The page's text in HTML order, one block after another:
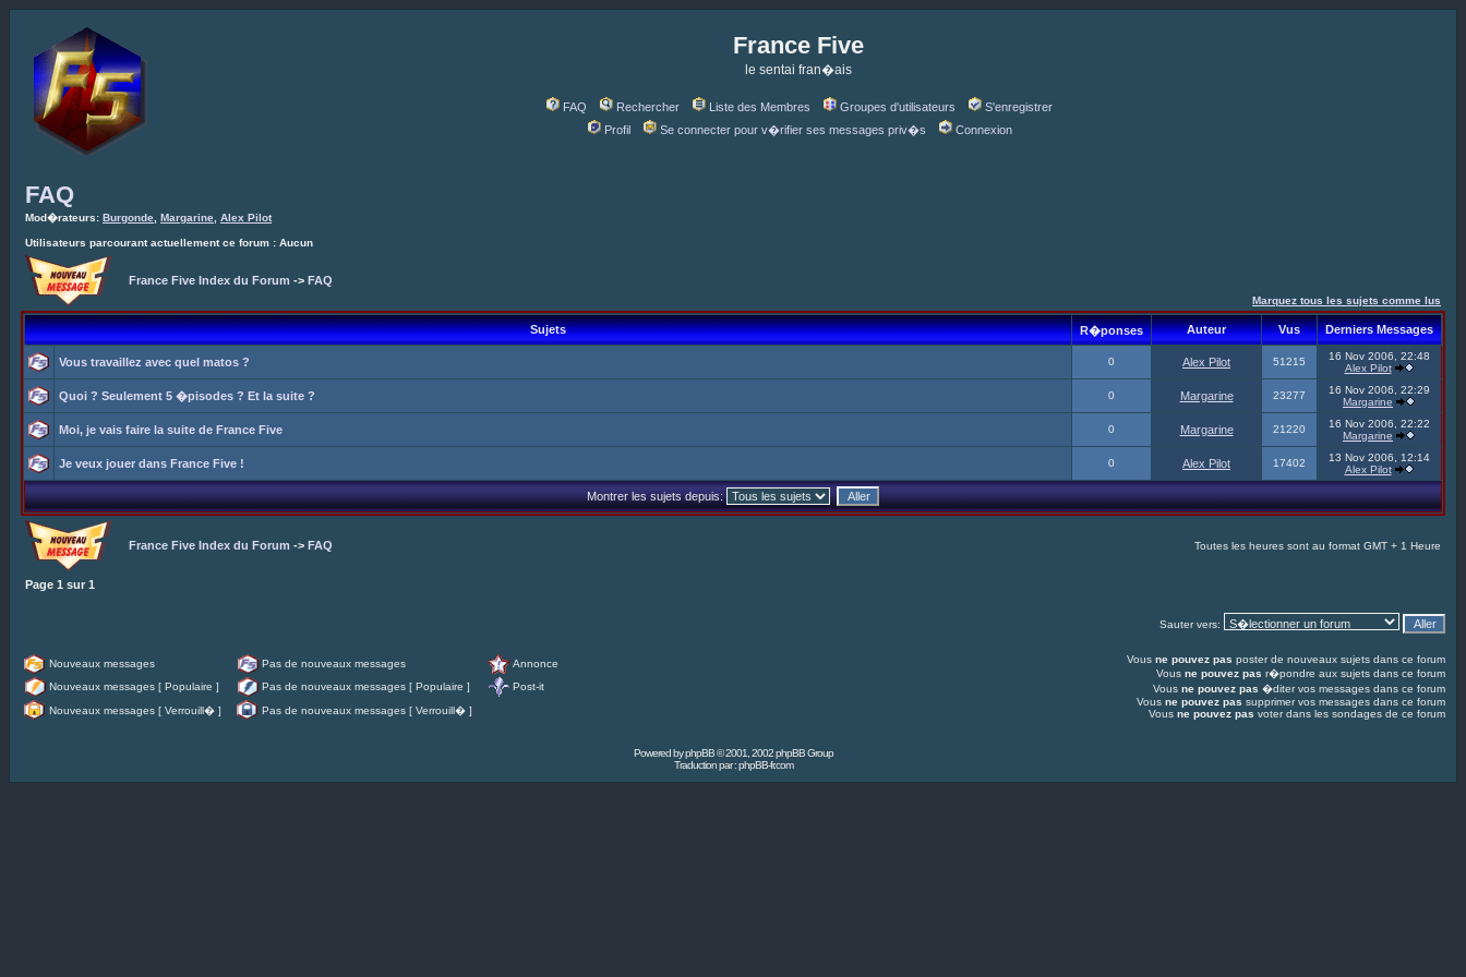
France Five
le sentai fran�ais
FAQ Rechercher Liste des Membres Groupes d'utilisateurs
S'enregistrer
Profil
Se connecter pour v�rifier ses messages priv�s Connexion
FAQ
Mod�rateurs: Burgonde Margarine Alex Pilot
Utilisateurs parcourant actuellement ce forum : Aucun
France Five Index du Forum -> FAQ
Marquez tous les sujets comme lus
Sujets R�ponses Auteur Vus Derniers Messages
Vous travaillez avec quel matos ? 0 Alex Pilot 51215
16 Nov 2006, 22:48
Alex Pilot
Quoi ? Seulement 5 �pisodes ? Et la suite ? 0 Margarine 23277
16 Nov 2006, 22:29
Margarine
Moi, je vais faire la suite de France Five 0 Margarine 21220
16 Nov 2006, 22:22
Margarine
Je veux jouer dans France Five ! 0 Alex Pilot 17402
13 Nov 2006, 12:14
Alex Pilot
Montrer les sujets depuis:
France Five Index du Forum -> FAQ Toutes les heures sont au format GMT + 1 Heure
Page 1 sur 1
Sauter vers:
Nouveaux messages Pas de nouveaux messages
Annonce
Nouveaux messages [ Populaire ]
Pas de nouveaux messages [ Populaire ]
Post-it
Nouveaux messages [ Verrouill� ]
Pas de nouveaux messages [ Verrouill� ]
Vous ne pouvez pas poster de nouveaux sujets dans ce forum
Vous ne pouvez pas r�pondre aux sujets dans ce forum
Vous ne pouvez pas �diter vos messages dans ce forum
Vous ne pouvez pas supprimer vos messages dans ce forum
Vous ne pouvez pas voter dans les sondages de ce forum
Powered byphpBB© 2001, 2002 phpBB Group
Traduction par :phpBB-fr.com